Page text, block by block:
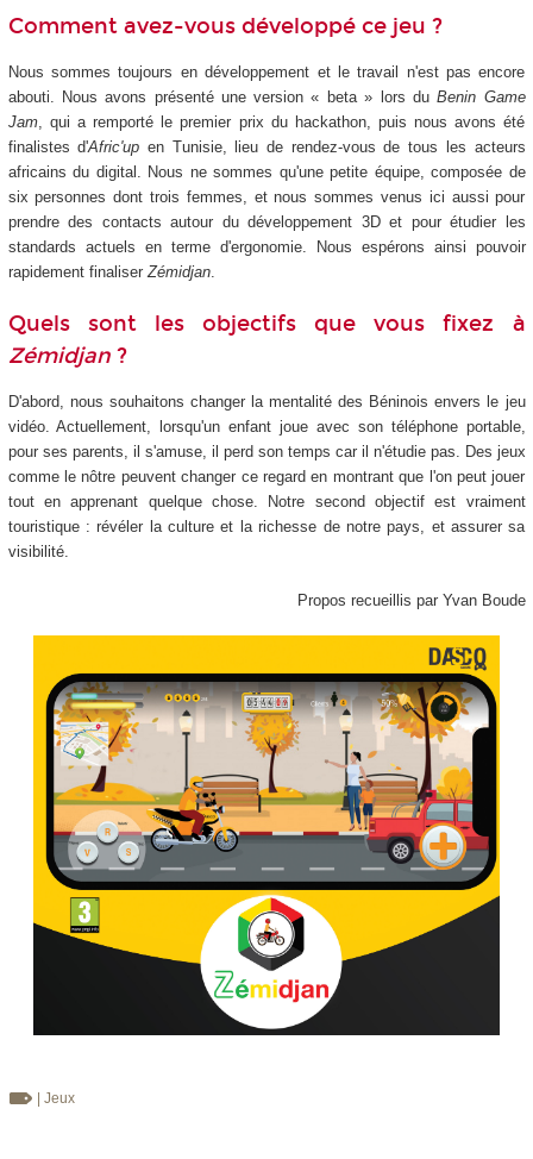
Comment avez-vous développé ce jeu ?
Nous sommes toujours en développement et le travail n'est pas encore
abouti. Nous avons présenté une version « beta » lors duBenin Game
Jam, qui a remporté le premier prix du hackathon, puis nous avons été
finalistes d'Afric'up en Tunisie, lieu de rendez-vous de tous les acteurs
africains du digital. Nous ne sommes qu'une petite équipe, composée de
six personnes dont trois femmes, et nous sommes venus ici aussi pour
prendre des contacts autour du développement 3D et pour étudier les
standards actuels en terme d'ergonomie. Nous espérons ainsi pouvoir
rapidement finaliserZémidjan.
Quels sont les objectifs que vous fixez à
Zémidjan?
D'abord, nous souhaitons changer la mentalité des Béninois envers le jeu
vidéo. Actuellement, lorsqu'un enfant joue avec son téléphone portable,
pour ses parents, il s'amuse, il perd son temps car il n'étudie pas. Des jeux
comme le nôtre peuvent changer ce regard en montrant que l'on peut jouer
tout en apprenant quelque chose. Notre second objectif est vraiment
touristique : révéler la culture et la richesse de notre pays, et assurer sa
visibilité.
Propos recueillis par Yvan Boude
| Jeux